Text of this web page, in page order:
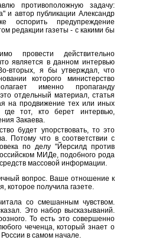
противоположную задачу:
и автор публикации Александр
оспорить предупреждение
редакции газеты - с какими бы
провести действительно
является в данном интервью
вторых, я бы утверждал, что
которого министерство
именно пропаганду
отдельный материал, статья
на продвижение тех или иных
тот, кто берет интервью,
Закаева.
будет упорствовать, то это
Потому что в соответствии с
по делу "Йерсилд против
МИДе, подобного рода
массовой информации.
вопрос. Ваше отношение к
которое получила газете.
со смешанным чувством.
Это набор высказываний.
То есть это совершенно
чеченца, который знает о
в самом начале.